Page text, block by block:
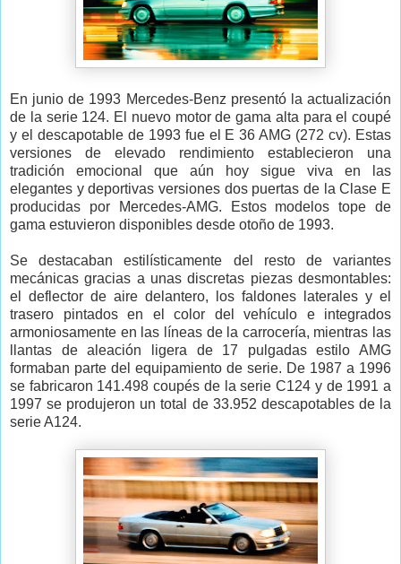
En junio de 1993 Mercedes-Benz presentó la actualización
de la serie 124. El nuevo motor de gama alta para el coupé
y el descapotable de 1993 fue el E 36 AMG (272 cv). Estas
versiones de elevado rendimiento establecieron una
tradición emocional que aún hoy sigue viva en las
elegantes y deportivas versiones dos puertas de la Clase E
producidas por Mercedes-AMG. Estos modelos tope de
gama estuvieron disponibles desde otoño de 1993.
Se destacaban estilísticamente del resto de variantes
mecánicas gracias a unas discretas piezas desmontables:
el deflector de aire delantero, los faldones laterales y el
trasero pintados en el color del vehículo e integrados
armoniosamente en las líneas de la carrocería, mientras las
llantas de aleación ligera de 17 pulgadas estilo AMG
formaban parte del equipamiento de serie. De 1987 a 1996
se fabricaron 141.498 coupés de la serie C124 y de 1991 a
1997 se produjeron un total de 33.952 descapotables de la
serie A124.